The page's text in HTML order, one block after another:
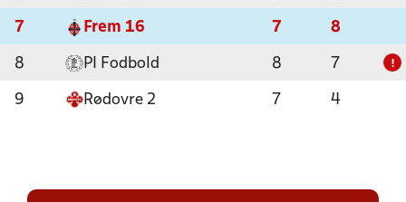
7 Frem 16 7 8
8 PI Fodbold 8 7 !
9 Rødovre 2 7 4